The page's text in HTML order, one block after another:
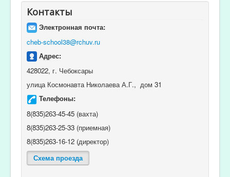
Контакты
Электронная почта:
cheb-school38@rchuv.ru
Адрес:
428022, г. Чебоксары
улица Космонавта Николаева А.Г., дом 31
Телефоны:
8(835)263-45-45 (вахта)
8(835)263-25-33 (приемная)
8(835)263-16-12 (директор)
Схема проезда